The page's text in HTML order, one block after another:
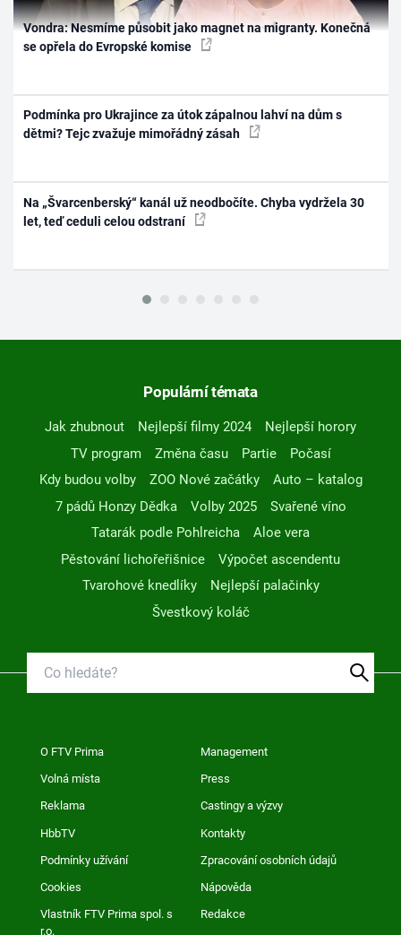
Vondra: Nesmíme působit jako magnet na migranty. Konečná
se opřela do Evropské komise
Podmínka pro Ukrajince za útok zápalnou lahví na dům s
dětmi? Tejc zvažuje mimořádný zásah
Na „Švarcenberský“ kanál už neodbočíte. Chyba vydržela 30
let, teď ceduli celou odstraní
Populární témata
Jak zhubnout Nejlepší filmy 2024
Nejlepší horory
TV program
Změna času Partie
Počasí
Kdy budou volby
ZOO Nové začátky
Auto – katalog
7 pádů Honzy Dědka
Volby 2025
Svařené víno
Tatarák podle Pohlreicha
Aloe vera
Pěstování lichořeřišnice
Výpočet ascendentu
Tvarohové knedlíky
Nejlepší palačinky
Švestkový koláč
O FTV Prima Management
Volná místa Press
Reklama Castingy a výzvy
HbbTV Kontakty
Podmínky užívání Zpracování osobních údajů
Cookies Nápověda
Vlastník FTV Prima spol. s
r.o.
Redakce